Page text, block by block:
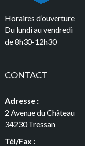
Horaires d’ouverture
Du lundi au vendredi
de 8h30-12h30
CONTACT
Adresse :
2 Avenue du Château
34230 Tressan
Tél/Fax :